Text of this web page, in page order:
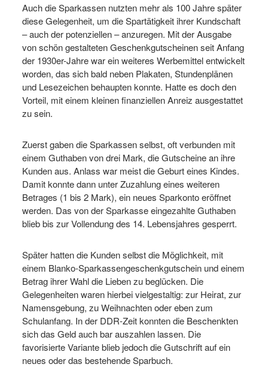
Auch die Sparkassen nutzten mehr als 100 Jahre später
diese Gelegenheit, um die Spartätigkeit ihrer Kundschaft
– auch der potenziellen – anzuregen. Mit der Ausgabe
von schön gestalteten Geschenkgutscheinen seit Anfang
der 1930er-Jahre war ein weiteres Werbemittel entwickelt
worden, das sich bald neben Plakaten, Stundenplänen
und Lesezeichen behaupten konnte. Hatte es doch den
Vorteil, mit einem kleinen finanziellen Anreiz ausgestattet
zu sein.
Zuerst gaben die Sparkassen selbst, oft verbunden mit
einem Guthaben von drei Mark, die Gutscheine an ihre
Kunden aus. Anlass war meist die Geburt eines Kindes.
Damit konnte dann unter Zuzahlung eines weiteren
Betrages (1 bis 2 Mark), ein neues Sparkonto eröffnet
werden. Das von der Sparkasse eingezahlte Guthaben
blieb bis zur Vollendung des 14. Lebensjahres gesperrt.
Später hatten die Kunden selbst die Möglichkeit, mit
einem Blanko-Sparkassengeschenkgutschein und einem
Betrag ihrer Wahl die Lieben zu beglücken. Die
Gelegenheiten waren hierbei vielgestaltig: zur Heirat, zur
Namensgebung, zu Weihnachten oder eben zum
Schulanfang. In der DDR-Zeit konnten die Beschenkten
sich das Geld auch bar auszahlen lassen. Die
favorisierte Variante blieb jedoch die Gutschrift auf ein
neues oder das bestehende Sparbuch.